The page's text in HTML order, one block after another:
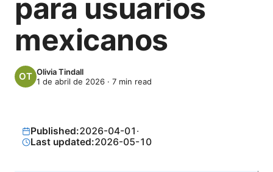
para usuarios
mexicanos
Olivia Tindall
1 de abril de 2026 · 7 min read
Published:2026-04-01 ·
Last updated:2026-05-10